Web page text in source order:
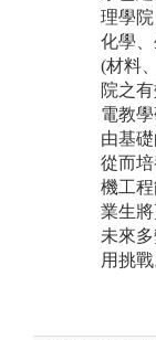
理學院
化學
(材料
院之
電教
由基礎
從而
機工
業生
未來
用挑戰